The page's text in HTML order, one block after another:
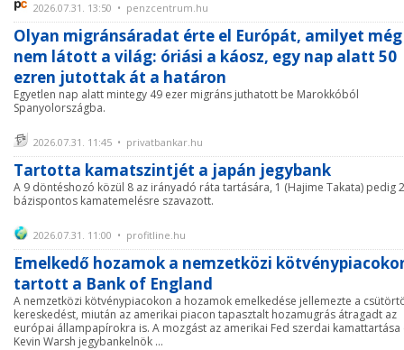
2026.07.31. 13:50 • penzcentrum.hu
Olyan migránsáradat érte el Európát, amilyet még
nem látott a világ: óriási a káosz, egy nap alatt 50
ezren jutottak át a határon
Egyetlen nap alatt mintegy 49 ezer migráns juthatott be Marokkóból
Spanyolországba.
2026.07.31. 11:45 • privatbankar.hu
Tartotta kamatszintjét a japán jegybank
A 9 döntéshozó közül 8 az irányadó ráta tartására, 1 (Hajime Takata) pedig
bázispontos kamatemelésre szavazott.
2026.07.31. 11:00 • profitline.hu
Emelkedő hozamok a nemzetközi
tartott a Bank of England
A nemzetközi kötvénypiacokon a hozamok emelkedése jellemezte a
kereskedést, miután az amerikai piacon tapasztalt hozamugrás átragadt az
európai állampapírokra is. A mozgást az amerikai Fed szerdai kamattartása
Kevin Warsh jegybankelnök ...